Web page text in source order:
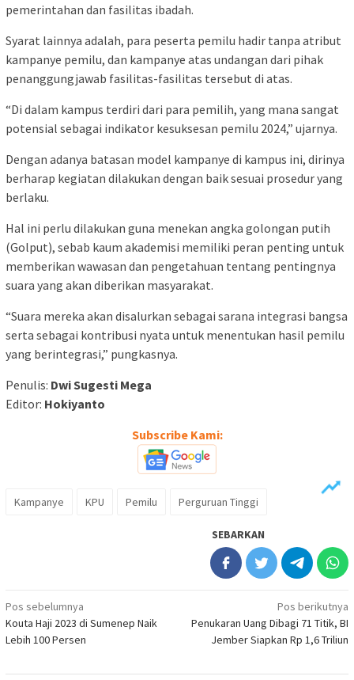
pemerintahan dan fasilitas ibadah.
Syarat lainnya adalah, para peserta pemilu hadir tanpa atribut
kampanye pemilu, dan kampanye atas undangan dari pihak
penanggungjawab fasilitas-fasilitas tersebut di atas.
“Di dalam kampus terdiri dari para pemilih, yang mana sangat
potensial sebagai indikator kesuksesan pemilu 2024,” ujarnya.
Dengan adanya batasan model kampanye di kampus ini, dirinya
berharap kegiatan dilakukan dengan baik sesuai prosedur yang
berlaku.
Hal ini perlu dilakukan guna menekan angka golongan putih
(Golput), sebab kaum akademisi memiliki peran penting untuk
memberikan wawasan dan pengetahuan tentang pentingnya
suara yang akan diberikan masyarakat.
“Suara mereka akan disalurkan sebagai sarana integrasi bangsa
serta sebagai kontribusi nyata untuk menentukan hasil pemilu
yang berintegrasi,” pungkasnya.
Penulis: Dwi Sugesti Mega
Editor: Hokiyanto
Subscribe Kami:
Kampanye KPU Pemilu Perguruan Tinggi
SEBARKAN
Navigasi
pos
Pos sebelumnya
Kouta Haji 2023 di Sumenep Naik
Lebih 100 Persen
Pos berikutnya
Penukaran Uang Dibagi 71 Titik, BI
Jember Siapkan Rp 1,6 Triliun